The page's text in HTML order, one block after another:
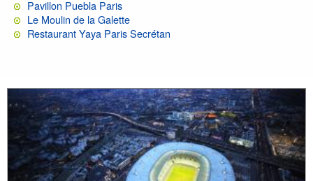
Pavillon Puebla Paris
Le Moulin de la Galette
Restaurant Yaya Paris Secrétan